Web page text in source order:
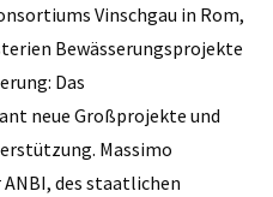
Vinschgau in Rom,
Bewässerungsprojekte
Das
neue Großprojekte und
Massimo
des staatlichen